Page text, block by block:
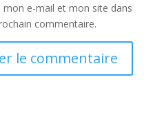
e-mail et mon site dans
commentaire.